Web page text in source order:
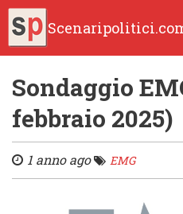
Sondaggio
febbraio 2025)
1 anno ago EMG